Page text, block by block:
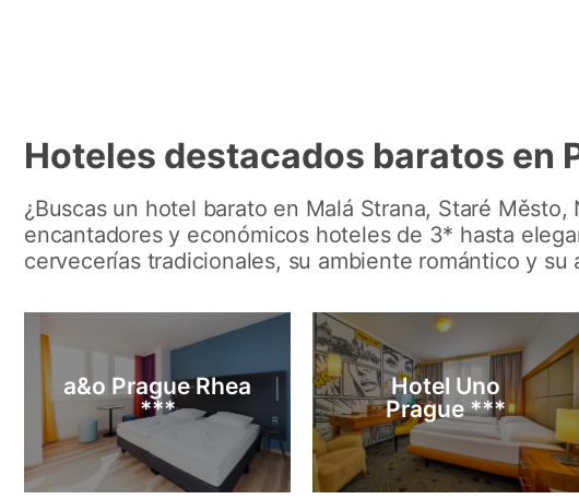
Hoteles destacados baratos en
¿Buscas un hotel barato en Malá Strana, Staré
encantadores y económicos hoteles de 3* hasta
cervecerías tradicionales, su ambiente romántico y
a&o Prague Rhea
***
Hotel Uno
Prague ***